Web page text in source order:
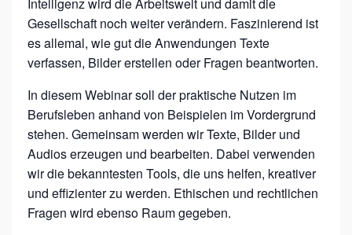
I
C
H
E
I
N
T
E
L
Gesellschaft noch weiter verändern. Faszinierend ist
es allemal, wie gut die Anwendungen Texte
verfassen, Bilder erstellen oder Fragen beantworten.
In diesem Webinar soll der praktische Nutzen im
Berufsleben anhand von Beispielen im Vordergrund
stehen. Gemeinsam werden wir Texte, Bilder und
Audios erzeugen und bearbeiten. Dabei verwenden
wir die bekanntesten Tools, die uns helfen, kreativer
und effizienter zu werden. Ethischen und rechtlichen
Fragen wird ebenso Raum gegeben.